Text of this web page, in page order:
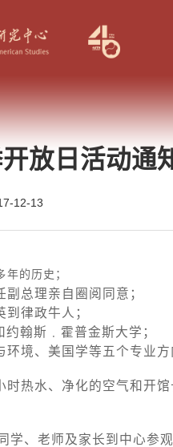
放日活动通
12-13
年的历史；
总理亲自圈阅同意；
律政牛人；
翰斯﹒霍普金斯大学；
环境、美国学等五个专业方
热水、净化的空气和开馆
学、老师及家长到中心参观